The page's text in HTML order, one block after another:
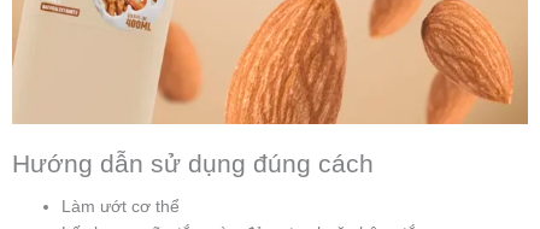
Hướng dẫn sử dụng đúng cách
Làm ướt cơ thể